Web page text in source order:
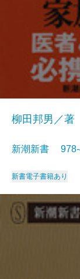
柳田邦男／著
新潮新書
新書電子書籍あり